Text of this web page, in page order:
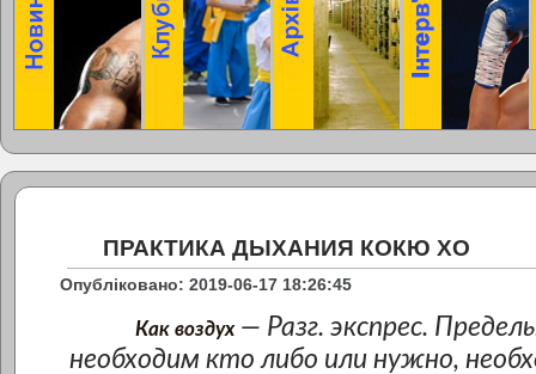
ПРАКТИКА ДЫХАНИЯ КОКЮ ХО
Опубліковано: 2019-06-17 18:26:45
Как воздух — Разг. экспрес.
необходим кто либо или нужно,